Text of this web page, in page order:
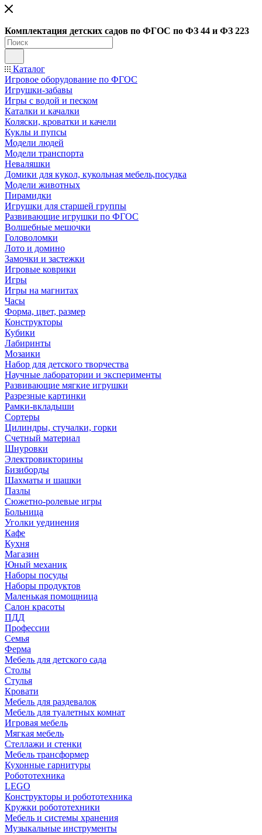
Комплектация детских садов по ФГОC по ФЗ 44 и ФЗ 223
Каталог
Игровое оборудование по ФГОС
Игрушки-забавы
Игры с водой и песком
Каталки и качалки
Коляски, кроватки и качели
Куклы и пупсы
Модели людей
Модели транспорта
Неваляшки
Домики для кукол, кукольная мебель,посудка
Модели животных
Пирамидки
Игрушки для старшей группы
Развивающие игрушки по ФГОС
Волшебные мешочки
Головоломки
Лото и домино
Замочки и застежки
Игровые коврики
Игры
Игры на магнитах
Часы
Форма, цвет, размер
Конструкторы
Кубики
Лабиринты
Мозаики
Набор для детского творчества
Научные лаборатории и эксперименты
Развивающие мягкие игрушки
Разрезные картинки
Рамки-вкладыши
Сортеры
Цилиндры, стучалки, горки
Счетный материал
Шнуровки
Электровикторины
Бизиборды
Шахматы и шашки
Пазлы
Сюжетно-ролевые игры
Больница
Уголки уединения
Кафе
Кухня
Магазин
Юный механик
Наборы посуды
Наборы продуктов
Маленькая помощница
Салон красоты
ПДД
Профессии
Семья
Ферма
Мебель для детского сада
Столы
Cтулья
Кровати
Мебель для раздевалок
Мебель для туалетных комнат
Игровая мебель
Мягкая мебель
Стеллажи и стенки
Мебель трансформер
Кухонные гарнитуры
Робототехника
LEGO
Конструкторы и робототехника
Кружки робототехники
Мебель и системы хранения
Музыкальные инструменты